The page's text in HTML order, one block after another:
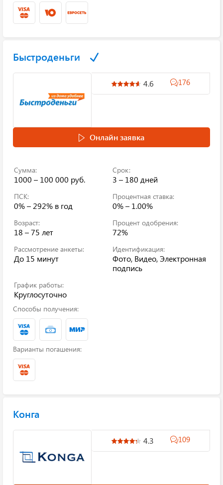
Быстроденьги
4.6 176
Онлайн заявка
Сумма:
1000 – 100 000 руб.
Срок:
3 – 180 дней
ПСК:
0% – 292% в год
Процентная ставка:
0% – 1.00%
Возраст:
18 – 75 лет
Процент одобрения:
72%
Рассмотрение анкеты:
До 15 минут
Идентификация:
Фото, Видео, Электронная
подпись
График работы:
Круглосуточно
Способы получения:
Варианты погашения:
Конга
4.3 109